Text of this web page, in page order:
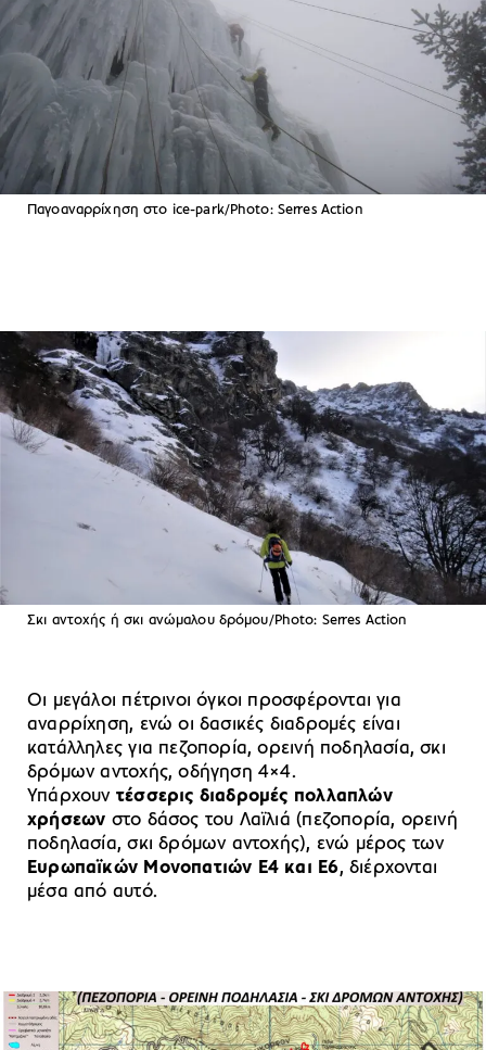
Παγοαναρρίχηση στο ice-park/Photo: Serres Action
Σκι αντοχής ή σκι ανώμαλου δρόμου/Photo: Serres Action
Οι μεγάλοι πέτρινοι όγκοι προσφέρονται για
αναρρίχηση, ενώ οι δασικές διαδρομές είναι
κατάλληλες για πεζοπορία, ορεινή ποδηλασία, σκι
δρόμων αντοχής, οδήγηση 4×4.
Υπάρχουν τέσσερις διαδρομές πολλαπλών
χρήσεων στο δάσος του Λαϊλιά (πεζοπορία, ορεινή
ποδηλασία, σκι δρόμων αντοχής), ενώ μέρος των
Ευρωπαϊκών Μονοπατιών Ε4 και Ε6, διέρχονται
μέσα από αυτό.